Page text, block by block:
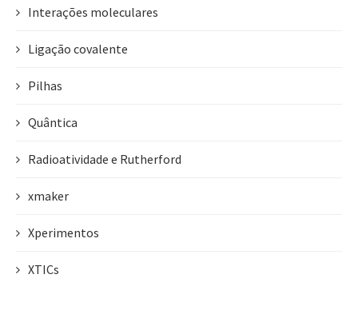
Interações moleculares
Ligação covalente
Pilhas
Quântica
Radioatividade e Rutherford
xmaker
Xperimentos
XTICs